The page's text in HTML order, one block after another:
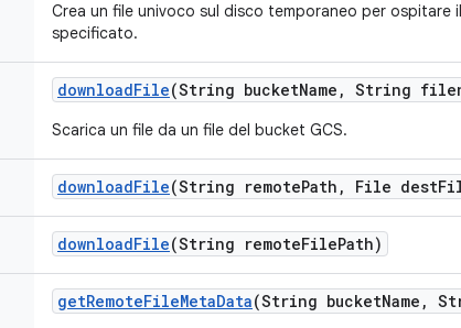
Crea un file univoco sul disco temporaneo per ospitare
specificato.
downloadFile(String bucketName , String
Scarica un file da un file del bucket GCS.
downloadFile(String remotePath , File dest
downloadFile(String remoteFilePath)
getRemoteFileMetaData(String bucketName ,